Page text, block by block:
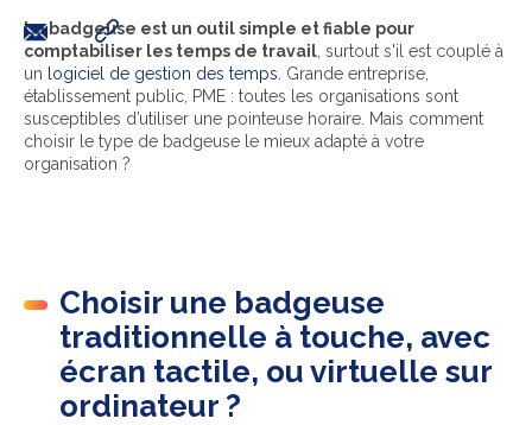
La badgeuse est un outil simple et fiable pour
comptabiliser les temps de travail , surtout s'il est couplé à
un
logiciel de gestion des temps . Grande entreprise,
établissement public, PME : toutes les organisations sont
susceptibles d’utiliser une pointeuse horaire. Mais comment
choisir le type de badgeuse le mieux adapté à votre
organisation ?
Choisir une badgeuse
traditionnelle à touche, avec
écran tactile, ou virtuelle sur
ordinateur ?